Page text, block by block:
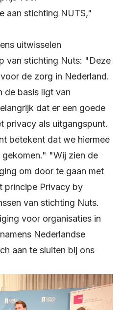
aan stichting NUTS,"
uitwisselen
van stichting Nuts: "Deze
de zorg in Nederland.
de basis ligt van
dat er een goede
privacy als uitgangspunt.
betekent dat we hiermee
"Wij zien de
om door te gaan met
principe Privacy by
van stichting Nuts.
voor organisaties in
Nederlandse
aan te sluiten bij ons